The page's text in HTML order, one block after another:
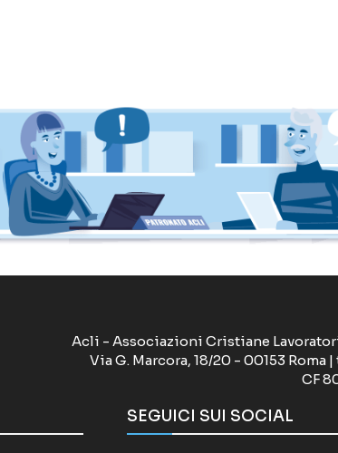
Acli - Associazioni Cristiane
Via G. Marcora, 18/20 - 00153 Roma
CF
SEGUICI SUI SOCIAL